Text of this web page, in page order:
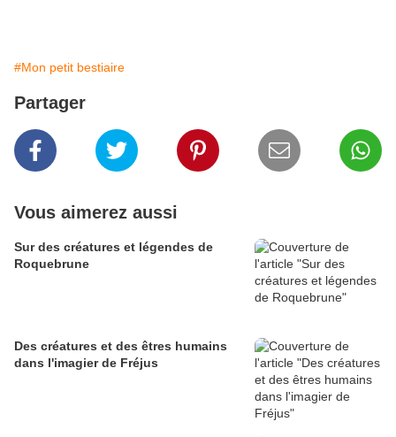
#Mon petit bestiaire
Partager
Vous aimerez aussi
Sur des créatures et légendes de
Roquebrune
Des créatures et des êtres humains
dans l'imagier de Fréjus